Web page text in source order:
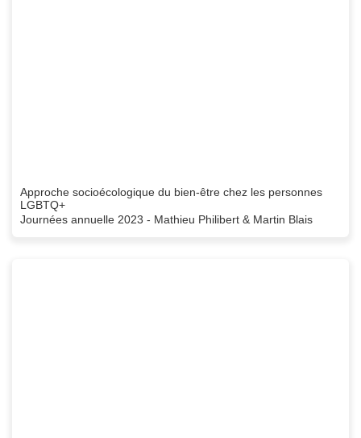
Approche socioécologique du bien-être chez les personnes
LGBTQ+
Journées annuelle 2023 - Mathieu Philibert & Martin Blais